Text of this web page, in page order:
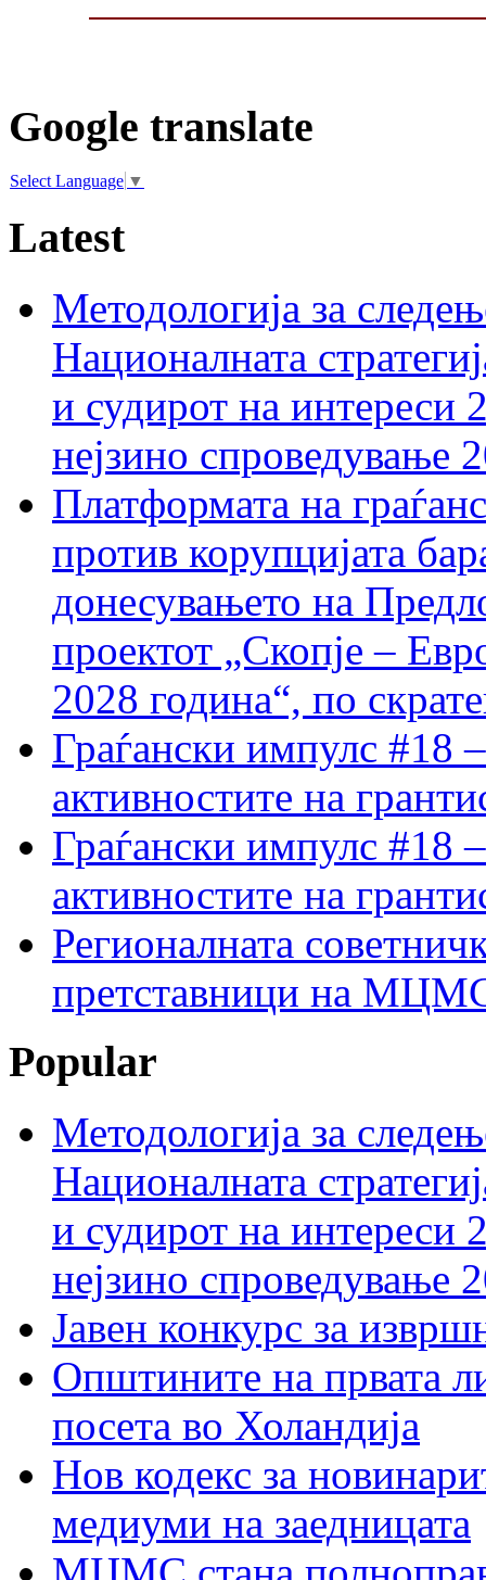
Google translate
Select Language ▼
Latest
Методологија за
Националната
и судирот на интереси
нејзино спроведување
Платформата на
против корупцијата
донесувањето на
проектот „Скопје –
2028 година“, по
Граѓански импулс #18
активностите на
Граѓански импулс #18
активностите на
Регионалната
претставници на МЦМС
Popular
Методологија за
Националната
и судирот на интереси
нејзино спроведување
Јавен конкурс за
Општините на првата
посета во Холандија
Нов кодекс за
медиуми на заедницата